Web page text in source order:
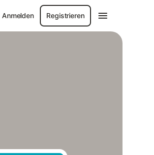
Anmelden Registrieren